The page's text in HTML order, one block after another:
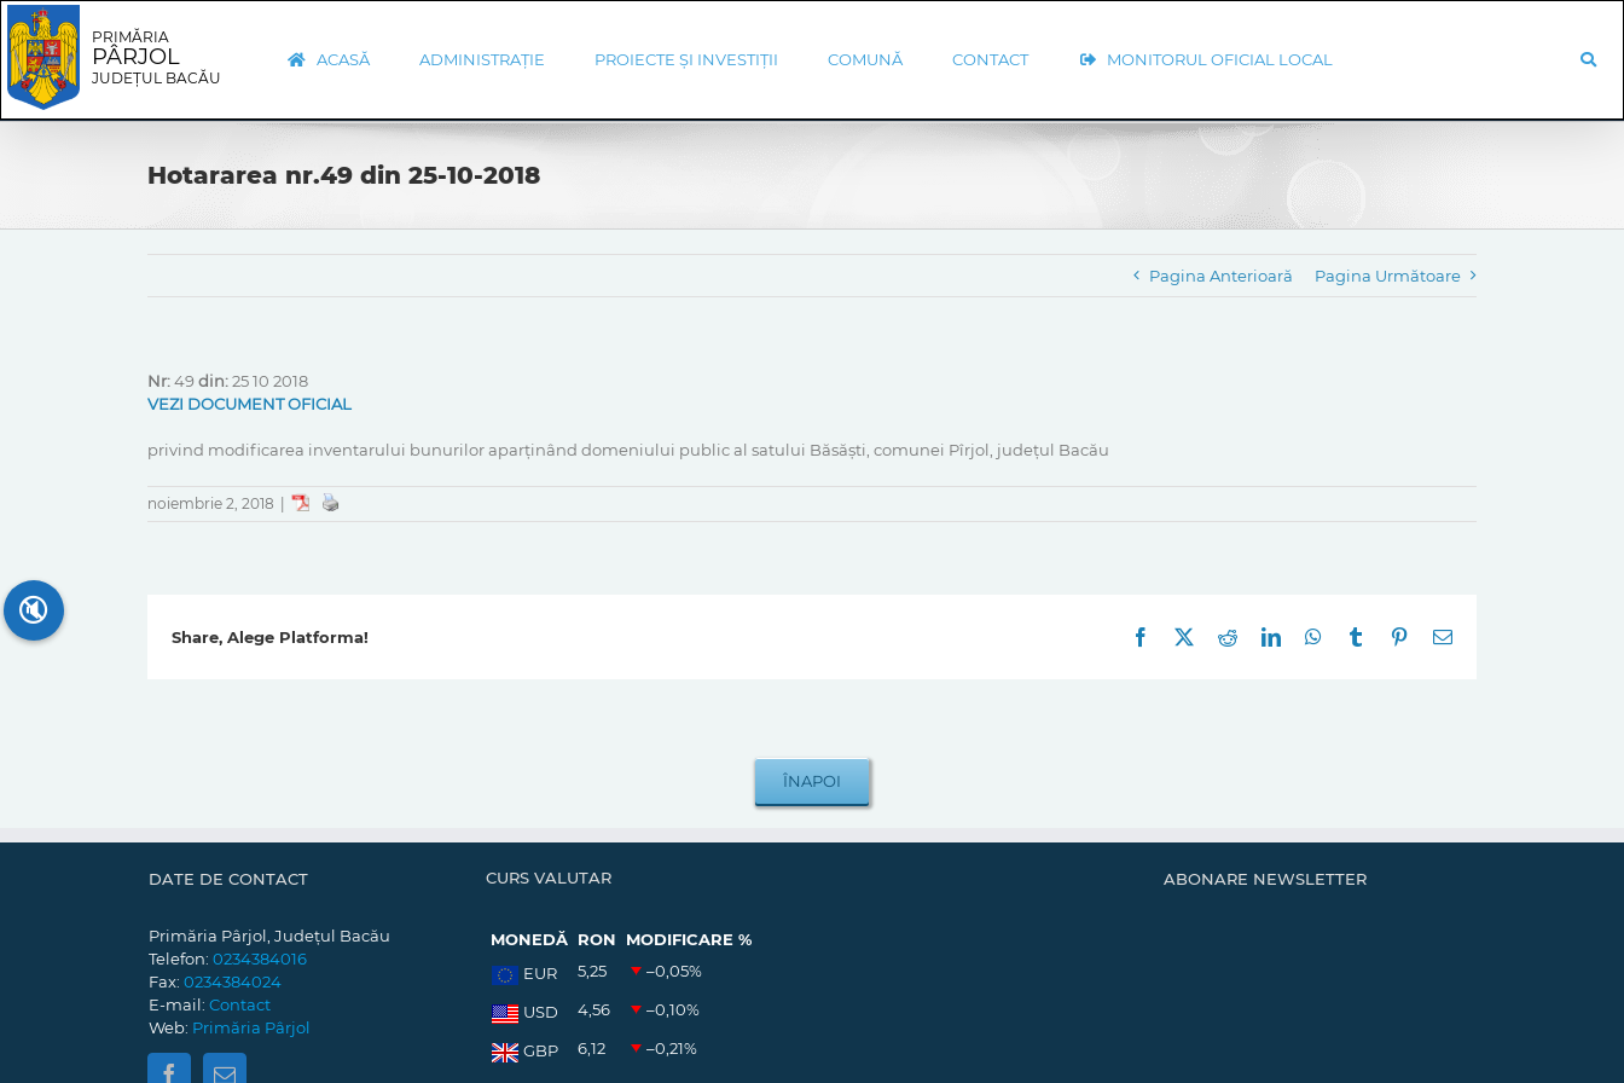
Skip
to
content
Skip
Navigation
PRIMĂRIA
PÂRJOL
JUDEȚUL BACĂU
ACASĂ ADMINISTRAȚIE PROIECTE ȘI INVESTIȚII COMUNĂ CONTACT MONITORUL OFICIAL LOCAL
Hotararea nr.49 din 25-10-2018
Pagina Anterioară Pagina Următoare
Nr:49din:25 10 2018
VEZI DOCUMENT OFICIAL
privind modificarea inventarului bunurilor aparținând domeniului public al satului Băsăști, comunei Pîrjol, județul Bacău
noiembrie 2, 2018
Share, Alege Platforma! Facebook RedditLinkedInWhatsApp
Tumblr Pinterest
E-
DATE DE CONTACT
Primăria Pârjol, Județul Bacău
Telefon: 0234384016
Fax: 0234384024
E-mail: Contact
Web: Primăria Pârjol
CURS VALUTAR
MONEDĂ RON
MODIFICARE %
EUR
5,25 –0,05%
USD 4,56 –0,10%
GBP 6,12 –0,21%
ABONARE NEWSLETTER
🔇